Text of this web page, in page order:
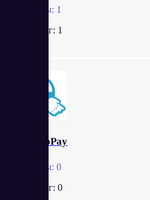
Отзывы: 1
Рейтинг: 1
E-AutoPay
Отзывы: 0
Рейтинг: 0